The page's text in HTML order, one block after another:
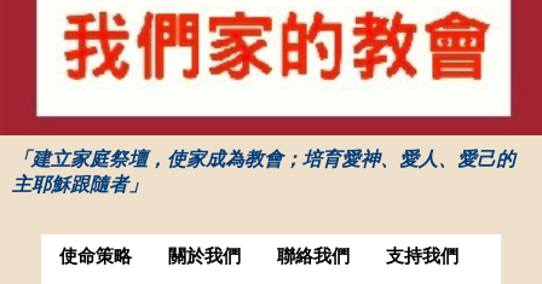
「建立家庭祭壇，使家成為教會；培育愛神、愛人、愛己的
主耶穌跟隨者」
使命策略 關於我們 聯絡我們 支持我們